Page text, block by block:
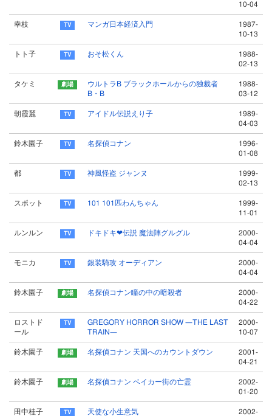
10-04
幸枝 マンガ日本経済入門
1987-
10-13
トト子 おそ松くん
1988-
02-13
タケミ
ウルトラB ブラックホールからの独裁者
B・B
1988-
03-12
朝霞麗 アイドル伝説えり子
1989-
04-03
鈴木園子 名探偵コナン
1996-
01-08
都 神風怪盗 ジャンヌ
1999-
02-13
スポット 101 101匹わんちゃん
1999-
11-01
ルンルン ドキドキ❤伝説 魔法陣グルグル
2000-
04-04
モニカ 銀装騎攻 オーディアン
2000-
04-04
鈴木園子 名探偵コナン瞳の中の暗殺者
2000-
04-22
ロストド
ール
GREGORY HORROR SHOW ―THE LAST
TRAIN―
2000-
10-07
鈴木園子 名探偵コナン 天国へのカウントダウン
2001-
04-21
鈴木園子 名探偵コナン ベイカー街の亡霊
2002-
01-20
田中桂子 天使な小生意気
2002-